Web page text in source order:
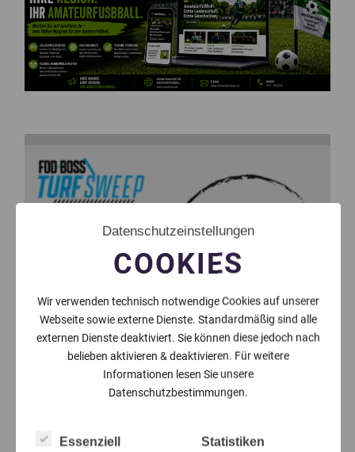
Datenschutzeinstellungen
COOKIES
Wir verwenden technisch notwendige Cookies auf unserer
Webseite sowie externe Dienste. Standardmäßig sind alle
externen Dienste deaktiviert. Sie können diese jedoch nach
belieben aktivieren & deaktivieren. Für weitere
Informationen lesen Sie unsere
Datenschutzbestimmungen.
Essenziell Statistiken